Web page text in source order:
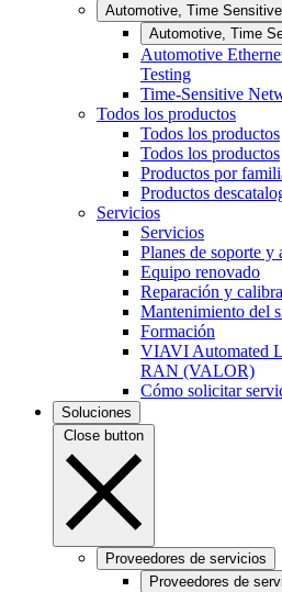
Automotive, Time
Automotive, Time
Automotive
Testing
Time-Sensitive
Todos los productos
Todos los productos
Todos los productos
Productos por
Productos
Servicios
Servicios
Planes de soporte y
Equipo renovado
Reparación y
Mantenimiento del
Formación
VIAVI Automated
RAN (VALOR)
Cómo solicitar
Soluciones
Close button
Proveedores de servicios
Proveedores de